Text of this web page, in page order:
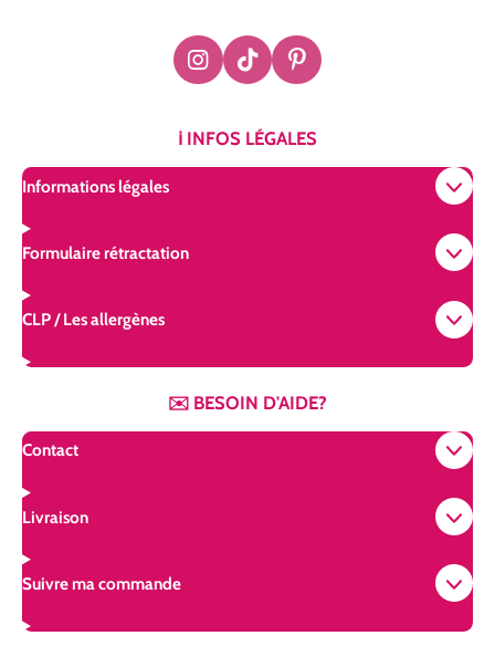
I
n
t
T
i
T
P
i
t
ℹ️ INFOS LÉGALES
Informations légales
Formulaire rétractation
CLP / Les allergènes
✉️ BESOIN D'AIDE?
Contact
Livraison
Suivre ma commande